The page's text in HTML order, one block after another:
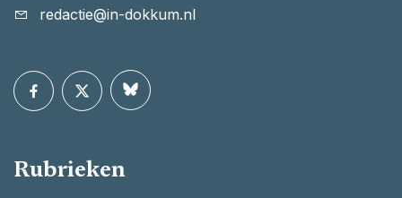
redactie@in-dokkum.nl
Rubrieken